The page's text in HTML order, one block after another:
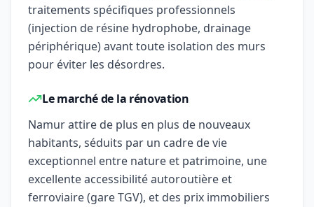
traitements spécifiques professionnels
(injection de résine hydrophobe, drainage
périphérique) avant toute isolation des murs
pour éviter les désordres.
Le marché de la rénovation
Namur attire de plus en plus de nouveaux
habitants, séduits par un cadre de vie
exceptionnel entre nature et patrimoine, une
excellente accessibilité autoroutière et
ferroviaire (gare TGV), et des prix immobiliers